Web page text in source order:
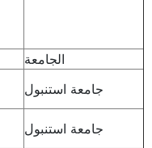
الجامعة
جامعة استنبول
جامعة استنبول